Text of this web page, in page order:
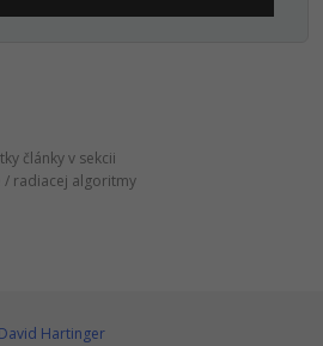
články v sekcii
/ radiacej algoritmy
David Hartinger